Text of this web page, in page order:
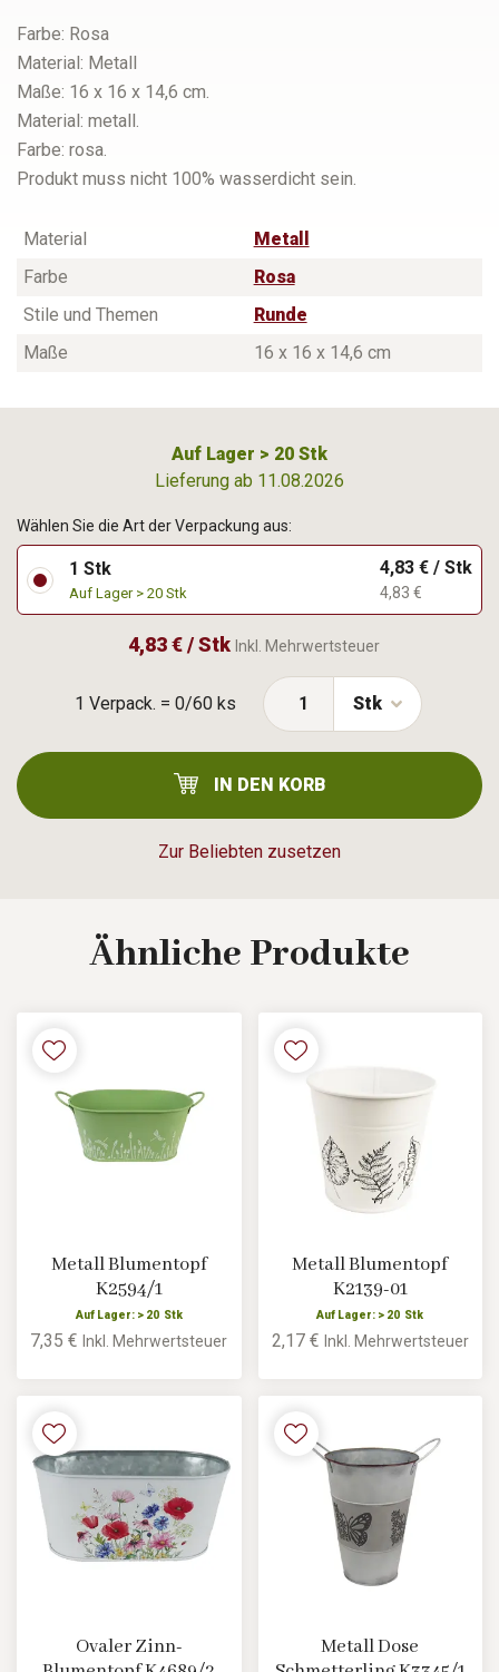
Farbe: Rosa
Material: Metall
Maße: 16 x 16 x 14,6 cm.
Material: metall.
Farbe: rosa.
Produkt muss nicht 100% wasserdicht sein.
Material
Metall
Farbe
Rosa
Stile und Themen
Runde
Maße
16 x 16 x 14,6 cm
Auf Lager > 20 Stk
Lieferung ab 11.08.2026
1 Verpack. = 0/60 ks
Zur Beliebten zusetzen
Wählen Sie die Art der Verpackung aus:
1 Stk
Auf Lager > 20 Stk
4,83 € / Stk
4,83 €
4,83 € / Stk Inkl. Mehrwertsteuer
Stk
IN DEN KORB
Ähnliche Produkte
Metall Blumentopf
K2594/1
Auf Lager: > 20 Stk
7,35 €Inkl. Mehrwertsteuer
Metall Blumentopf
K2139-01
Auf Lager: > 20 Stk
2,17 € Inkl. Mehrwertsteuer
Ovaler Zinn-
Metall Dose